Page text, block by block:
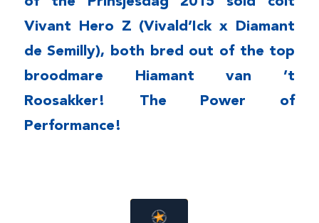
Vivant Hero Z (Vivald’Ick x Diamant
de Semilly), both bred out of the top
broodmare Hiamant van ’t
Roosakker! The Power of
Performance!